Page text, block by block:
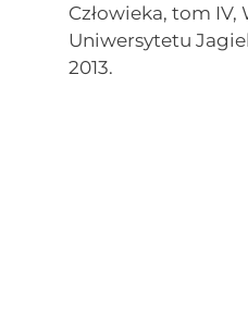
Człowieka, tom
Uniwersytetu
2013.